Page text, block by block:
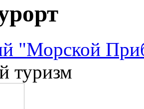
"Морской
туризм